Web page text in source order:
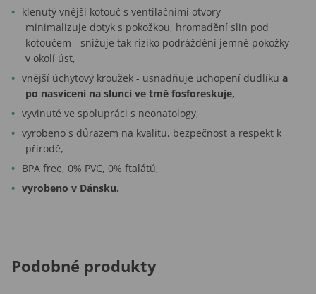
klenutý vnější kotouč s ventilačními otvory -
minimalizuje dotyk s pokožkou, hromadění slin pod
kotoučem - snižuje tak riziko podráždění jemné pokožky
v okolí úst,
vnější úchytový kroužek - usnadňuje uchopení dudlíku a
po nasvícení na slunci ve tmě fosforeskuje,
vyvinuté ve spolupráci s neonatology,
vyrobeno s důrazem na kvalitu, bezpečnost a respekt k
přírodě,
BPA free, 0% PVC, 0% ftalátů,
vyrobeno v Dánsku.
Podobné produkty